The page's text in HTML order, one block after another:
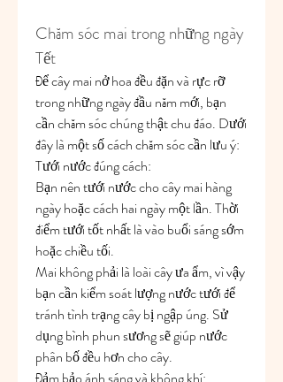
Chăm sóc mai trong những ngày
Tết
Để cây mai nở hoa đều đặn và rực rỡ
trong những ngày đầu năm mới, bạn
cần chăm sóc chúng thật chu đáo. Dưới
đây là một số cách chăm sóc cần lưu ý:
Tưới nước đúng cách:
Bạn nên tưới nước cho cây mai hàng
ngày hoặc cách hai ngày một lần. Thời
điểm tưới tốt nhất là vào buổi sáng sớm
hoặc chiều tối.
Mai không phải là loài cây ưa ẩm, vì vậy
bạn cần kiểm soát lượng nước tưới để
tránh tình trạng cây bị ngập úng. Sử
dụng bình phun sương sẽ giúp nước
phân bố đều hơn cho cây.